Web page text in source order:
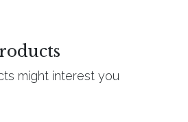
might interest you